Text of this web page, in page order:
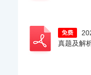
真题及解